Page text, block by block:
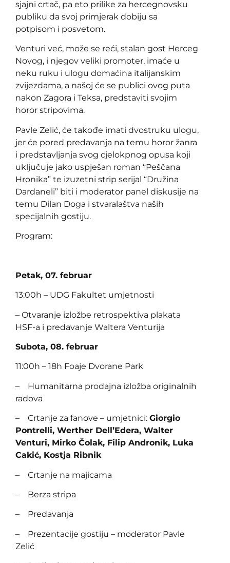
sjajni crtač, pa eto prilike za hercegnovsku
publiku da svoj primjerak dobiju sa
potpisom i posvetom.
Venturi već, može se reći, stalan gost Herceg
Novog, i njegov veliki promoter, imaće u
neku ruku i ulogu domaćina italijanskim
zvijezdama, a našoj će se publici ovog puta
nakon Zagora i Teksa, predstaviti svojim
horor stripovima.
Pavle Zelić, će takođe imati dvostruku ulogu,
jer će pored predavanja na temu horor žanra
i predstavljanja svog cjelokpnog opusa koji
uključuje jako uspješan roman “Peščana
Hronika” te izuzetni strip serijal “Družina
Dardaneli” biti i moderator panel diskusije na
temu Dilan Doga i stvaralaštva naših
specijalnih gostiju.
Program:
Petak, 07. februar
13:00h – UDG Fakultet umjetnosti
– Otvaranje izložbe retrospektiva plakata
HSF-a i predavanje Waltera Venturija
Subota, 08. februar
11:00h – 18h Foaje Dvorane Park
– Humanitarna prodajna izložba originalnih
radova
– Crtanje za fanove – umjetnici: Giorgio
Pontrelli, Werther Dell’Edera, Walter
Venturi, Mirko Čolak, Filip Andronik, Luka
Cakić, Kostja Ribnik
– Crtanje na majicama
– Berza stripa
– Predavanja
– Prezentacije gostiju – moderator Pavle
Zelić